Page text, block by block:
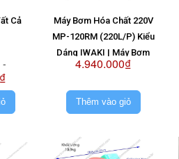
Cả
-
Máy Bơm Hóa Chất 220V
MP-120RM (220L/P) Kiểu
Dáng IWAKI | Máy Bơm
MP120RM 220V
4.940.000₫
Thêm vào giỏ